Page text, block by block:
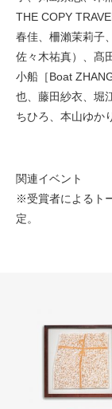
THE COPY
春佳、柵瀨茉莉子
佐々木祐真）、髙
小船［Boat
也、藤田紗衣、堀
ちひろ、本山ゆか
関連イベント
※受賞者によるト
定。